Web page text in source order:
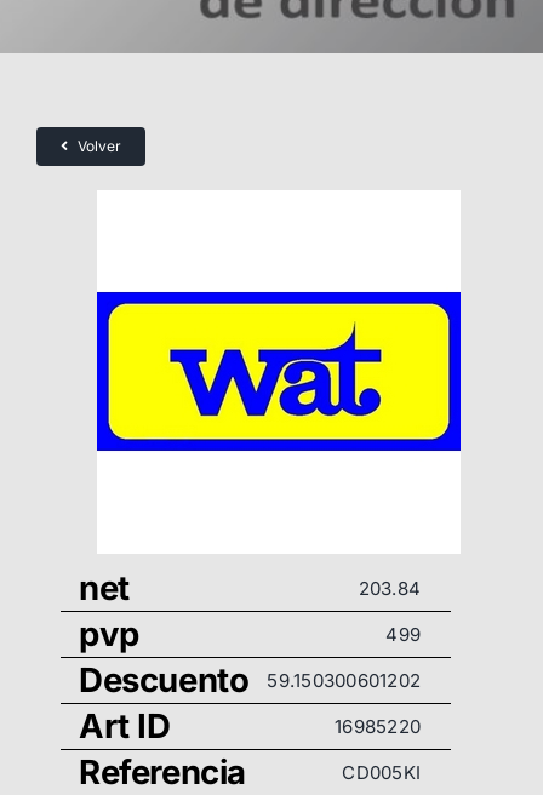
Volver
net 203.84
pvp 499
Descuento 59.150300601202
Art ID 16985220
Referencia CD005KI